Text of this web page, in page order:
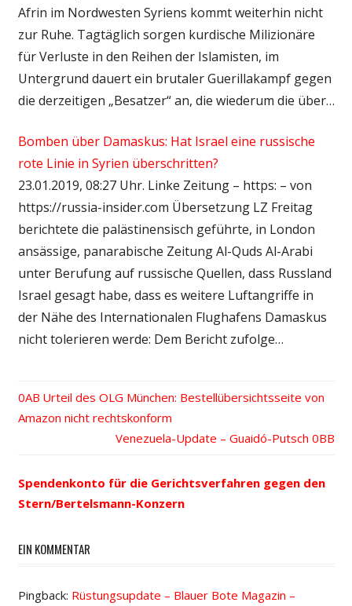
Afrin im Nordwesten Syriens kommt weiterhin nicht
zur Ruhe. Tagtäglich sorgen kurdische Milizionäre
für Verluste in den Reihen der Islamisten, im
Untergrund dauert ein brutaler Guerillakampf gegen
die derzeitigen „Besatzer“ an, die wiederum die über…
Bomben über Damaskus: Hat Israel eine russische
rote Linie in Syrien überschritten?
23.01.2019, 08:27 Uhr. Linke Zeitung – https: – von
https://russia-insider.com Übersetzung LZ Freitag
berichtete die palästinensisch geführte, in London
ansässige, panarabische Zeitung Al-Quds Al-Arabi
unter Berufung auf russische Quellen, dass Russland
Israel gesagt habe, dass es weitere Luftangriffe in
der Nähe des Internationalen Flughafens Damaskus
nicht tolerieren werde: Dem Bericht zufolge…
Beitrags-
Navigation
Vorheriger
Beitrag:
Urteil des OLG München: Bestellübersichtsseite von
Amazon nicht rechtskonform
Nächster
Venezuela-Update – Guaidó-Putsch
Spendenkonto für die Gerichtsverfahren gegen den
Stern/Bertelsmann-Konzern
EIN KOMMENTAR
Pingback: Rüstungsupdate – Blauer Bote Magazin –